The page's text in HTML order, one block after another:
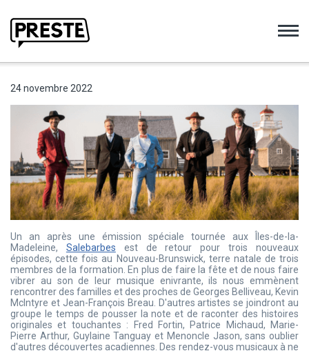
24 novembre 2022
Un an après une émission spéciale tournée aux Îles-de-la-
Madeleine, Salebarbes est de retour pour trois nouveaux
épisodes, cette fois au Nouveau-Brunswick, terre natale de trois
membres de la formation. En plus de faire la fête et de nous faire
vibrer au son de leur musique enivrante, ils nous emmènent
rencontrer des familles et des proches de Georges Belliveau, Kevin
McIntyre et Jean-François Breau. D'autres artistes se joindront au
groupe le temps de pousser la note et de raconter des histoires
originales et touchantes : Fred Fortin, Patrice Michaud, Marie-
Pierre Arthur, Guylaine Tanguay et Menoncle Jason, sans oublier
d'autres découvertes acadiennes. Des rendez-vous musicaux à ne